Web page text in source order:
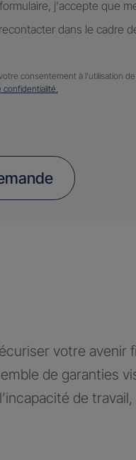
j'accepte que
dans le cadre
consentement à l'utilisation
confidentialité.
votre avenir
de garanties
de travail,